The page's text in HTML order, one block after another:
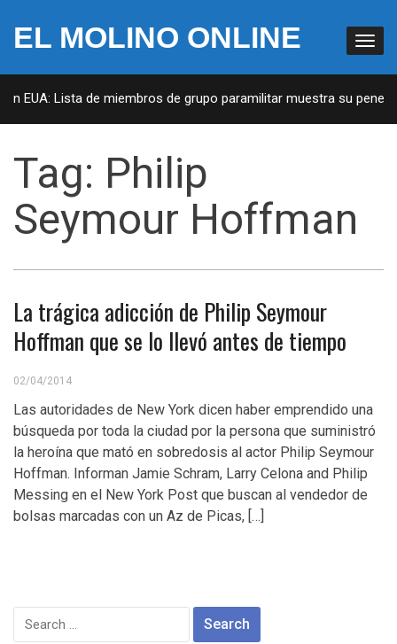
EL MOLINO ONLINE
EUA: Lista de miembros de grupo paramilitar muestra su
Tag: Philip
Seymour Hoffman
La trágica adicción de Philip Seymour
Hoffman que se lo llevó antes de tiempo
02/04/2014
Las autoridades de New York dicen haber emprendido una
búsqueda por toda la ciudad por la persona que suministró
la heroína que mató en sobredosis al actor Philip Seymour
Hoffman. Informan Jamie Schram, Larry Celona and Philip
Messing en el New York Post que buscan al vendedor de
bolsas marcadas con un Az de Picas, […]
Search
for: